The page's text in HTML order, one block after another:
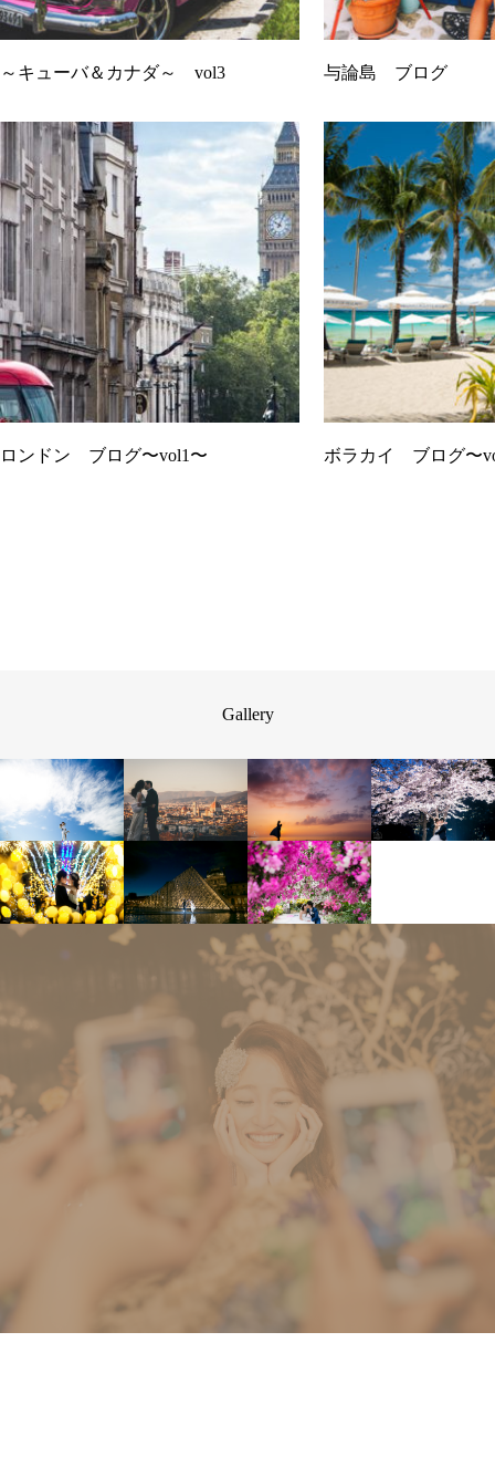
～キューバ＆カナダ～ vol3 与論島 ブログ
ロンドン ブログ〜vol1〜 ボラカイ ブログ〜
Gallery